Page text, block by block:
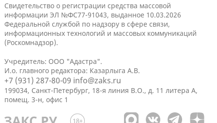
Свидетельство о регистрации средства массовой
информации ЭЛ №ФС77-91043, выданное 10.03.2026
Федеральной службой по надзору в сфере связи,
информационных технологий и массовых коммуникаций
(Роскомнадзор).
Учредитель: ООО "Адастра".
И.о. главного редактора: Казарлыга А.В.
+7 (931) 287-80-09 info@zaks.ru
199034, Санкт-Петербург, 18-я линия В.О., д. 11 литера А,
помещ. 3-н, офис 1